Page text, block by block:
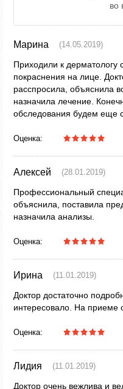
во
Марина (14.05.2019)
Приходили к дерматологу
покраснения на лице.
расспросила, объяснила
назначила лечение.
обследования будем еще
Оценка:
Алексей (28.01.2019)
Профессиональный
объяснила, поставила
назначила анализы.
Оценка:
Ирина (11.01.2019)
Доктор достаточно
интересовало. На приеме
Оценка:
Лидия (11.01.2019)
Доктор очень вежлива и